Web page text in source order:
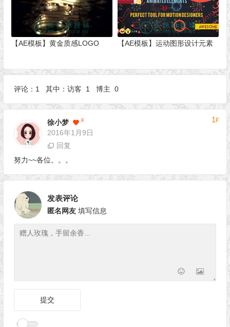
【AE模板】黄金质感LOGO 【AE模板】运动图形设计元素
评论：1 其中：访客 1 博主 0
徐小梦 9
2016年1月9日
1F
回复
努力~~各位。。。
发表评论
匿名网友 填写信息